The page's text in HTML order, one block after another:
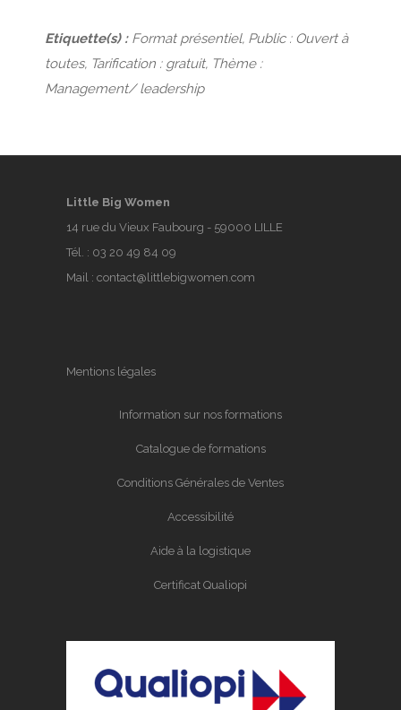
Etiquette(s) : Format présentiel, Public : Ouvert à
toutes, Tarification : gratuit, Thème :
Management/ leadership
Little Big Women
14 rue du Vieux Faubourg - 59000 LILLE
Tél. : 03 20 49 84 09
Mail : contact@littlebigwomen.com
Mentions légales
Information sur nos formations
Catalogue de formations
Conditions Générales de Ventes
Accessibilité
Aide à la logistique
Certificat Qualiopi